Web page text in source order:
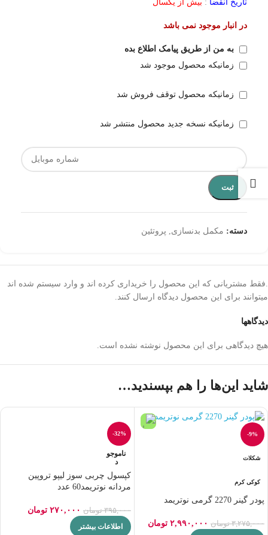
تاریخ انقضا : بیش از یکسال
در انبار موجود نمی باشد
به من از طریق پیامک اطلاع بده
زمانیکه محصول موجود شد
زمانیکه محصول توقف فروش شد
زمانیکه نسخه جدید محصول منتشر شد
ثبت
دسته: مکمل بدنسازی پروتئین
دیدگاهها
هیچ دیدگاهی برای این محصول نوشته نشده است.
.فقط مشتریانی که این محصول را خریداری کرده اند و وارد سیستم شده اند
میتوانند برای این محصول دیدگاه ارسال کنند.
شاید این‌ها را هم بپسندید…
-9%
شکلات
کوکی کرم
پودر گینر 2270 گرمی نوتریمد
۳,۲۷۵,۰۰۰ تومان ۲,۹۹۰,۰۰۰ تومان
-32%
ناموجو
د
کپسول چربی سوز لیپو تروپین
مردانه نوتریمد60 عدد
۳۹۵,۰۰۰ تومان ۲۷۰,۰۰۰ تومان
اطلاعات بیشتر